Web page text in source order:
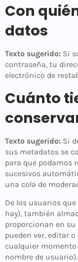
Con
datos
Texto sugerido: Si
contraseña, tu
electrónico de
Cuánto
Texto sugerido: Si
sus metadatos se
para que podamos
sucesivos
una cola de
De los usuarios
hay), también
proporcionan en su
pueden ver, editar
cualquier momento
nombre de